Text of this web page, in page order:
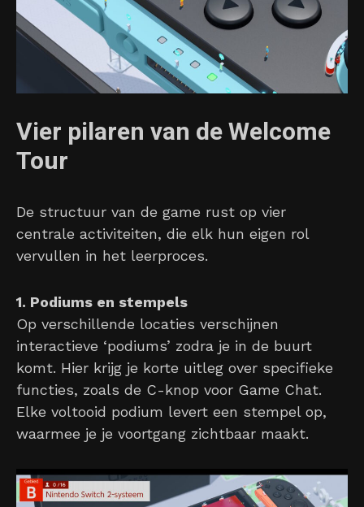
Vier pilaren van de Welcome
Tour
De structuur van de game rust op vier
centrale activiteiten, die elk hun eigen rol
vervullen in het leerproces.
1. Podiums en stempels
Op verschillende locaties verschijnen
interactieve ‘podiums’ zodra je in de buurt
komt. Hier krijg je korte uitleg over specifieke
functies, zoals de C-knop voor Game Chat.
Elke voltooid podium levert een stempel op,
waarmee je je voortgang zichtbaar maakt.